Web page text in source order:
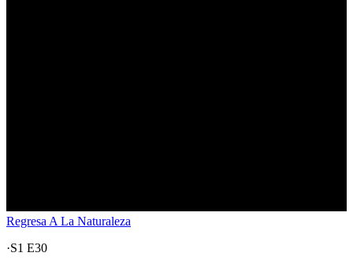
Regresa A La Naturaleza
·S1 E30